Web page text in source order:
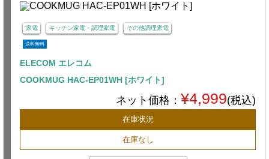
家電 キッチン家電・調理家電 その他調理家電
送料無料
ELECOM エレコム
COOKMUG HAC-EP01WH [ホワイト]
ネット価格： ¥4,999(税込)
在庫状況
在庫なし